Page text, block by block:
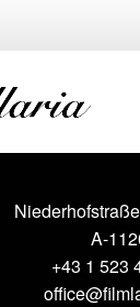
A-
+43 1 523